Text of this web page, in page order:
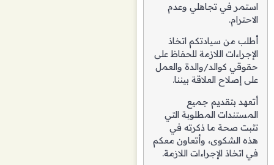
استمر في تجاهلي وعدم
الاحترام.
أطلب من سيادتكم اتخاذ
الإجراءات اللازمة للحفاظ على
حقوقي كوالد/والدة والعمل
على إصلاح العلاقة بيننا.
أتعهد بتقديم جميع
المستندات المطلوبة التي
تثبت صحة ما ذكرته في
هذه الشكوى، وأتعاون معكم
في اتخاذ الإجراءات اللازمة.